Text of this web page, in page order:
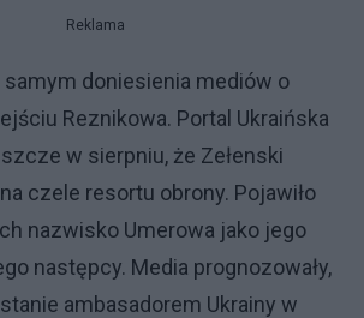
Reklama
samym doniesienia mediów o
Reznikowa. Portal Ukraińska
w sierpniu, że Zełenski
czele resortu obrony. Pojawiło
nazwisko Umerowa jako jego
następcy. Media prognozowały,
ambasadorem Ukrainy w